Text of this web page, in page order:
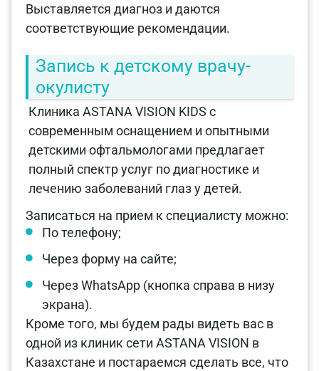
Выставляется диагноз и даются
соответствующие рекомендации.
Запись к детскому врачу-
окулисту
Клиника ASTANA VISION KIDS с
современным оснащением и опытными
детскими офтальмологами предлагает
полный спектр услуг по диагностике и
лечению заболеваний глаз у детей.
Записаться на прием к специалисту можно:
По телефону;
Через форму на сайте;
Через WhatsApp (кнопка справа в низу
экрана).
Кроме того, мы будем рады видеть вас в
одной из клиник сети ASTANA VISION в
Казахстане и постараемся сделать все, что